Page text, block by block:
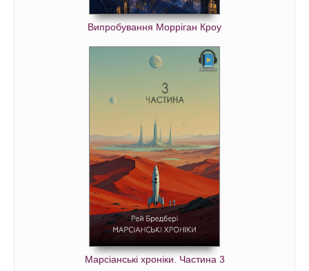
Випробування Морріган Кроу
Марсіанські хроніки. Частина 3